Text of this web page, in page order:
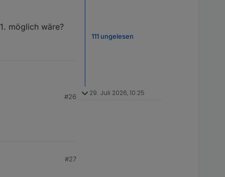
möglich wäre?
#26
#27
111 ungelesen
29. Juli 2026, 10:25